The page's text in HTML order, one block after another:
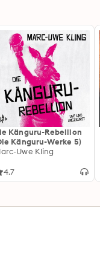
Känguru-Rebellion
Känguru-Werke 5)
Uwe Kling
4.7